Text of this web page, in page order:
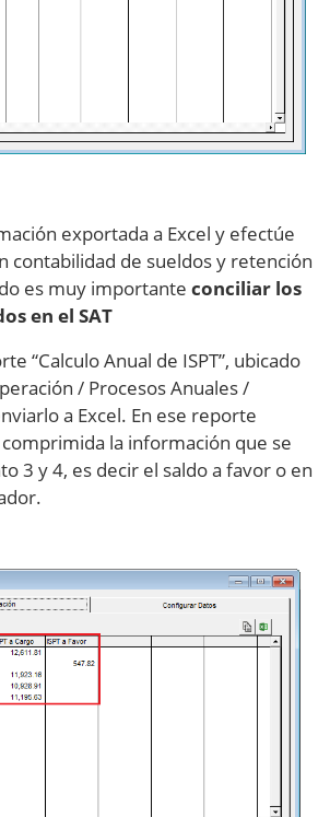
exportada a Excel y efectúe
contabilidad de sueldos y retención
es muy importante conciliar los
en el SAT
“Calculo Anual de ISPT”, ubicado
/ Procesos Anuales /
a Excel. En ese reporte
la información que se
3 y 4, es decir el saldo a favor o en